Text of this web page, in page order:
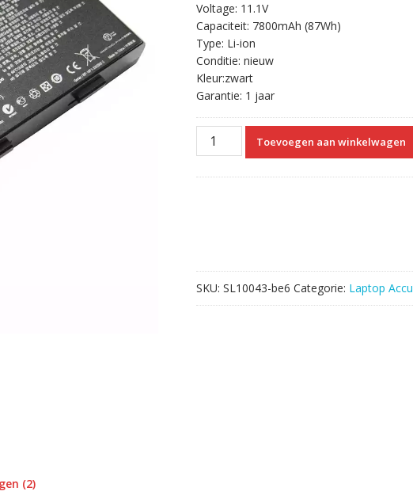
was:
€69.98.€39.83.
Voltage: 11.1V
Capaciteit: 7800mAh (87Wh)
Type: Li-ion
Conditie: nieuw
Kleur:zwart
Garantie: 1 jaar
Originele
laptop
Toevoegen aan winkelwagen
SKU: SL10043-be6 Categorie: Laptop Accu
(2)